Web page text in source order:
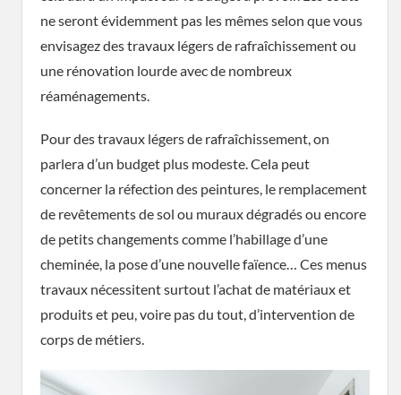
ne seront évidemment pas les mêmes selon que vous
envisagez des travaux légers de rafraîchissement ou
une rénovation lourde avec de nombreux
réaménagements.
Pour des travaux légers de rafraîchissement, on
parlera d’un budget plus modeste. Cela peut
concerner la réfection des peintures, le remplacement
de revêtements de sol ou muraux dégradés ou encore
de petits changements comme l’habillage d’une
cheminée, la pose d’une nouvelle faïence… Ces menus
travaux nécessitent surtout l’achat de matériaux et
produits et peu, voire pas du tout, d’intervention de
corps de métiers.